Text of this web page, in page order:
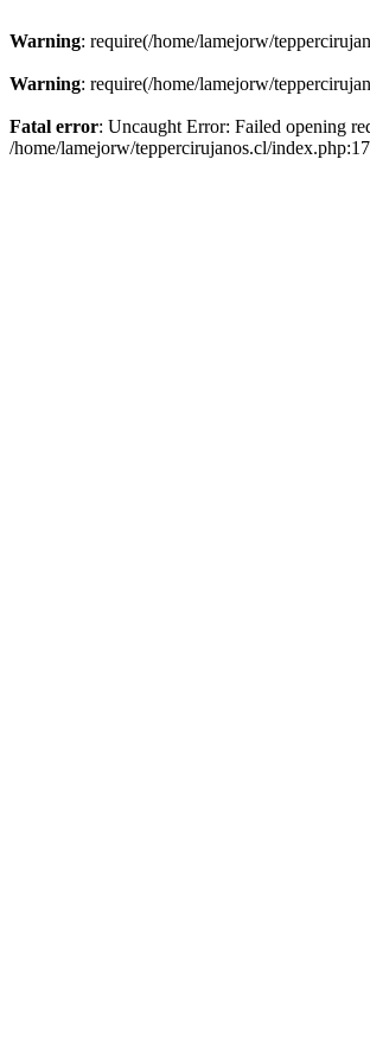
Warning: require(/home/lamejorw/
Warning: require(/home/lamejorw/
Fatal error: Uncaught Error: Failed opening
/home/lamejorw/teppercirujanos.cl/